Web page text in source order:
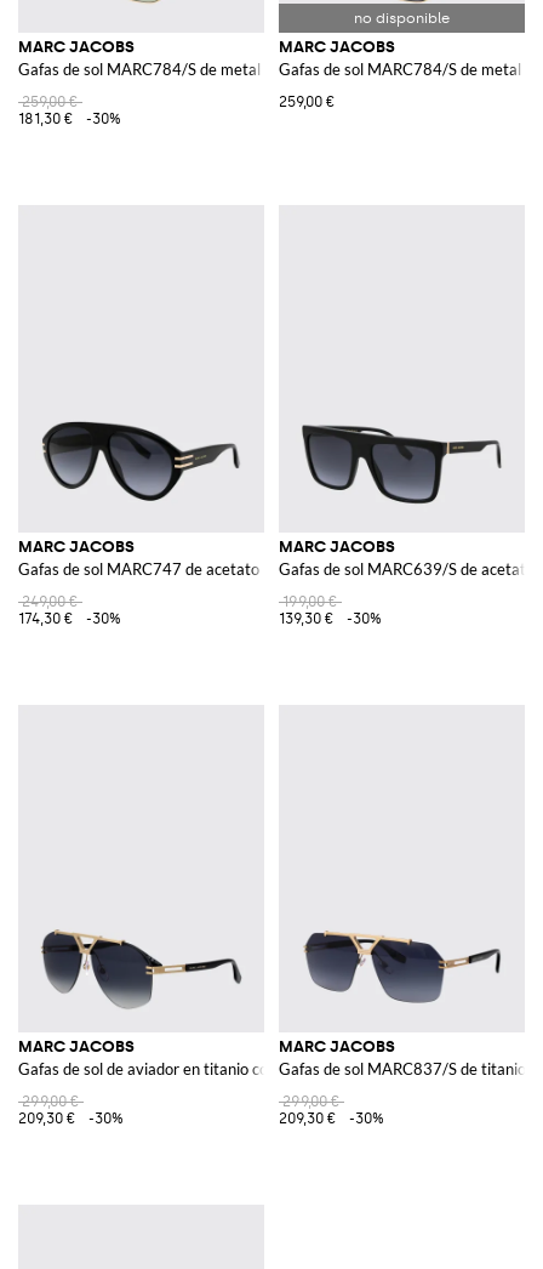
MARC JACOBS
Gafas de sol MARC784/S de metal y acetato
259,00 €
181,30 €
-30%
MARC JACOBS
Gafas de sol MARC784/S de metal y
259,00 €
MARC JACOBS
Gafas de sol MARC747 de acetato
249,00 €
174,30 €
-30%
MARC JACOBS
Gafas de sol MARC639/S de acetato
199,00 €
139,30 €
-30%
MARC JACOBS
Gafas de sol de aviador en titanio con doble puente
299,00 €
209,30 €
-30%
MARC JACOBS
Gafas de sol MARC837/S de titanio
299,00 €
209,30 €
-30%